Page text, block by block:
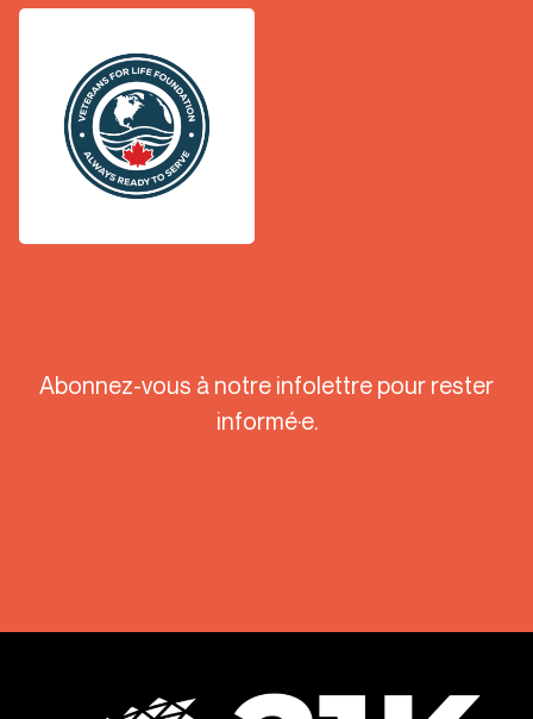
Abonnez-vous à notre infolettre pour rester
informé·e.